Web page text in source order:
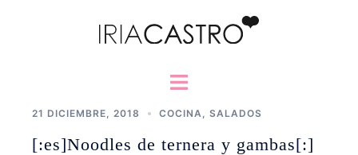
Alternar
21 DICIEMBRE, 2018 COCINA SALADOS
[:es]Noodles de ternera y gambas[:]